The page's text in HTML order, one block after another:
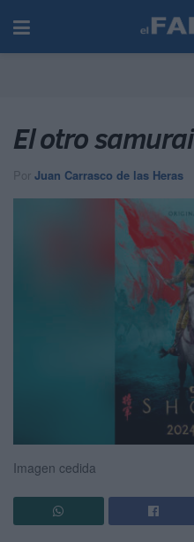
El otro samurai
Por Juan Carrasco de las Heras
Imagen cedida